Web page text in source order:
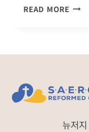
READ MORE지
서
뉴저지